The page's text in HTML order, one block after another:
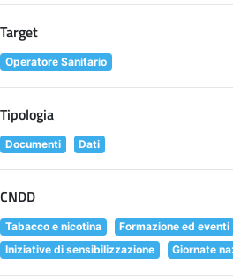
Target
Operatore Sanitario
Tipologia
Documenti Dati
CNDD
Tabacco e nicotina
Formazione ed eventi
Iniziative di sensibilizzazione
Giornate